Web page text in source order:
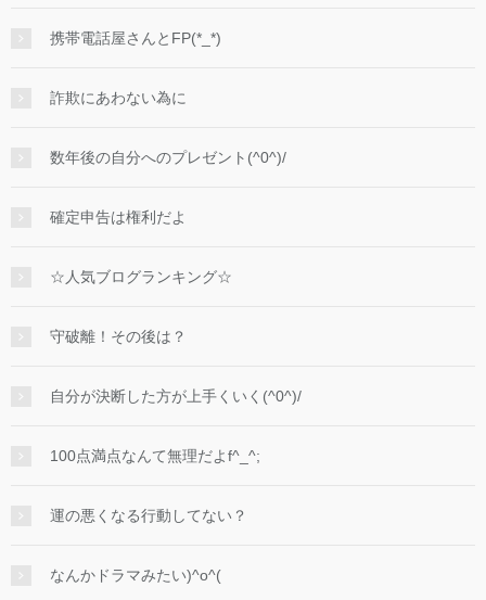
携帯電話屋さんとFP(*_*)
詐欺にあわない為に
数年後の自分へのプレゼント(^0^)/
確定申告は権利だよ
☆人気ブログランキング☆
守破離！その後は？
自分が決断した方が上手くいく(^0^)/
100点満点なんて無理だよf^_^;
運の悪くなる行動してない？
なんかドラマみたい)^o^(